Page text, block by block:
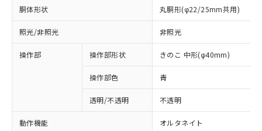
胴体形状 丸胴形(φ22/25mm共用)
照光/非照光 非照光
操作部 操作部形状 きのこ 中形(φ40mm)
操作部色 青
透明/不透明 不透明
動作機能 オルタネイト